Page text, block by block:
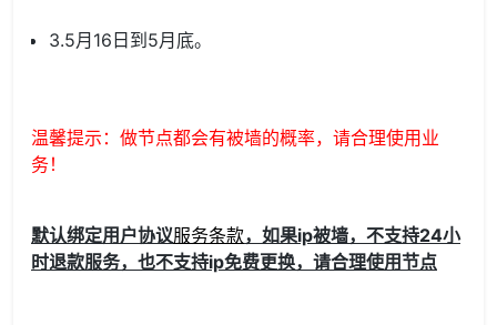
3.5月16日到5月底。
温馨提示：做节点都会有被墙的概率，请合理使用业
务！
默认绑定用户协议服务条款，如果ip被墙，不支持24小
时退款服务，也不支持ip免费更换，请合理使用节点